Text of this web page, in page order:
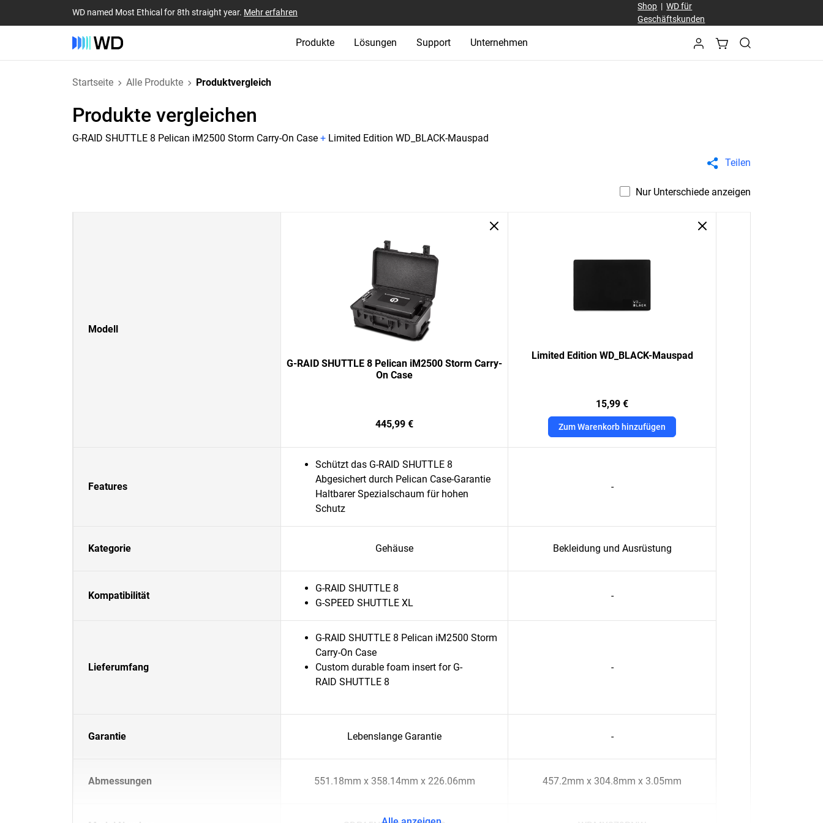
WD named Most Ethical for 8th straight year. Mehr erfahren
Shop |WD für
Geschäftskunden
Produkte Lösungen Support Unternehmen
Startseite Alle Produkte Produktvergleich
Produkte vergleichen
G-RAID SHUTTLE 8 Pelican iM2500 Storm Carry-On Case + Limited Edition WD_BLACK-Mauspad
Teilen
Nur Unterschiede anzeigen
Modell
G-RAID SHUTTLE 8 Pelican iM2500 Storm Carry-
On Case
445,99 €
Limited Edition WD_BLACK-Mauspad
15,99 €
Zum Warenkorb hinzufügen
Features
Schützt das G-RAID SHUTTLE 8
Abgesichert durch Pelican Case-Garantie
Haltbarer Spezialschaum für hohen
Schutz
-
Kategorie Gehäuse Bekleidung und Ausrüstung
Kompatibilität
G-RAID SHUTTLE 8
G-SPEED SHUTTLE XL
-
Lieferumfang
G-RAID SHUTTLE 8 Pelican iM2500 Storm
Carry-On Case
Custom durable foam insert for G-
RAID SHUTTLE 8
-
Garantie Lebenslange Garantie -
Abmessungen 551.18mm x 358.14mm x 226.06mm 457.2mm x 304.8mm x 3.05mm